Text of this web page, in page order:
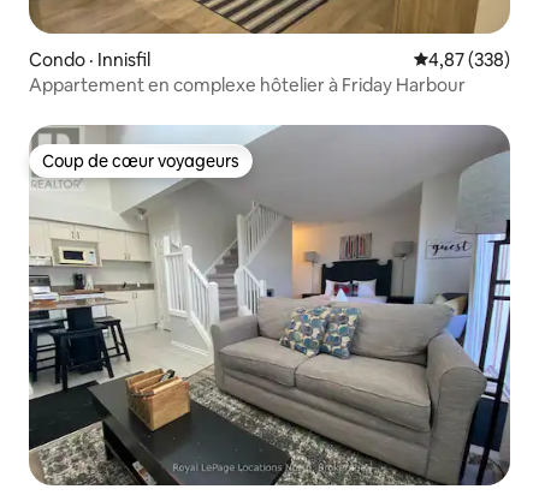
Condo · Innisfil Note
4,87 (338)
Appartement en complexe hôtelier à Friday Harbour
Coup de cœur voyageurs
Coup de cœur voyageurs